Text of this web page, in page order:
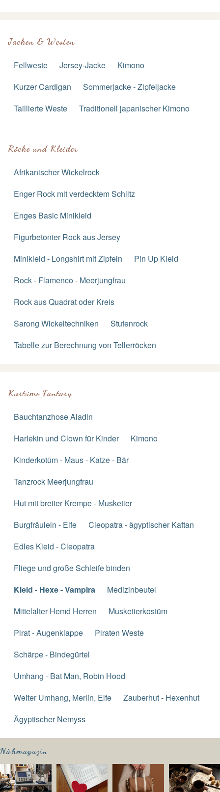
Jacken & Westen
Fellweste Jersey-Jacke
Kimono
Kurzer Cardigan
Sommerjacke - Zipfeljacke
Taillierte Weste
Traditionell japanischer Kimono
Röcke und Kleider
Afrikanischer Wickelrock
Enger Rock mit verdecktem Schlitz
Enges Basic Minikleid
Figurbetonter Rock aus Jersey
Minikleid - Longshirt mit Zipfeln
Pin Up Kleid
Rock - Flamenco - Meerjungfrau
Rock aus Quadrat oder Kreis
Sarong Wickeltechniken
Stufenrock
Tabelle zur Berechnung von Tellerröcken
Kostüme Fantasy
Bauchtanzhose Aladin
Harlekin und Clown für Kinder
Kimono
Kinderkotüm - Maus - Katze - Bär
Tanzrock Meerjungfrau
Hut mit breiter Krempe - Musketier
Burgfräulein - Elfe
Cleopatra - ägyptischer Kaftan
Edles Kleid - Cleopatra
Fliege und große Schleife binden
Kleid - Hexe - Vampira
Medizinbeutel
Mittelalter Hemd Herren
Musketierkostüm
Pirat - Augenklappe
Piraten Weste
Schärpe - Bindegürtel
Umhang - Bat Man, Robin Hood
Weiter Umhang, Merlin, Elfe
Zauberhut - Hexenhut
Ägyptischer Nemyss
Nähmagazin